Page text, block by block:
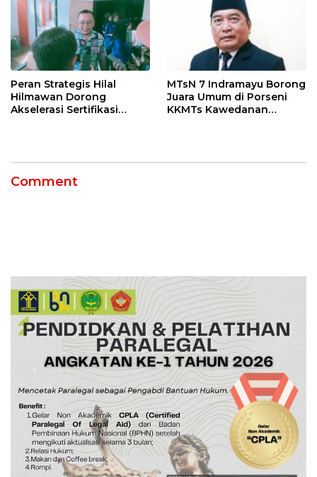
Peran Strategis Hilal
Hilmawan Dorong
Akselerasi Sertifikasi
MTsN 7 Indramayu Borong
Juara Umum di Porseni
KKMTs Kawedanan
Comment